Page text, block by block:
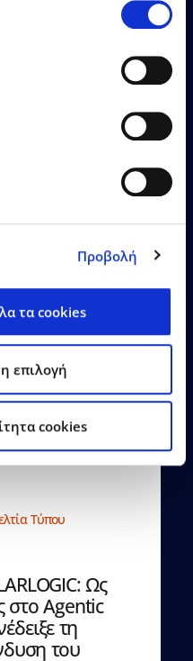
Προβολή
τα cookies
επιλογή
cookies
Τύπου
Ως
στο Agentic
τη
του